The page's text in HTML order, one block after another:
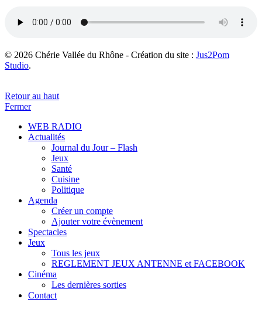
© 2026 Chérie Vallée du Rhône - Création du site : Jus2Pom
Studio.
Retour au haut
Fermer
WEB RADIO
Actualités
Journal du Jour – Flash
Jeux
Santé
Cuisine
Politique
Agenda
Créer un compte
Ajouter votre évènement
Spectacles
Jeux
Tous les jeux
REGLEMENT JEUX ANTENNE et FACEBOOK
Cinéma
Les dernières sorties
Contact